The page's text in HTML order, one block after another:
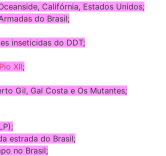
Califórnia, Estados Unidos;
do Brasil;
inseticidas do DDT;
XII;
Gil, Gal Costa e Os Mutantes;
estrada do Brasil;
no Brasil;